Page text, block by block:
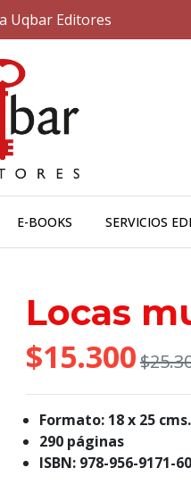
Uqbar Editores
E-BOOKS SERVICIOS
Locas
$15.300
Formato: 18 x 25 cms.
290 páginas
ISBN: 978-956-9171-